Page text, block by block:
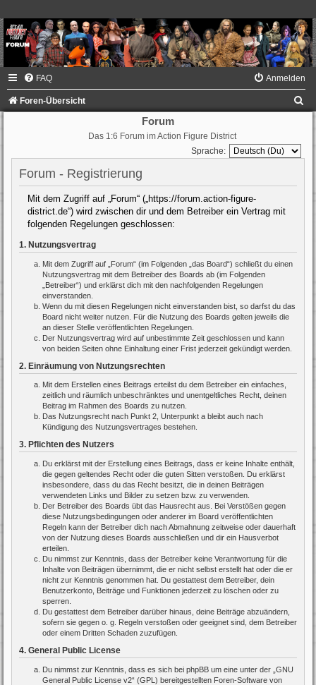
FAQ Anmelden
Foren-Übersicht
Forum
Das 1:6 Forum im Action Figure District
Sprache:
Forum - Registrierung
Mit dem Zugriff auf „Forum“ („https://forum.action-figure-
district.de“) wird zwischen dir und dem Betreiber ein Vertrag mit
folgenden Regelungen geschlossen:
1. Nutzungsvertrag
Mit dem Zugriff auf „Forum“ (im Folgenden „das Board“) schließt du einen
Nutzungsvertrag mit dem Betreiber des Boards ab (im Folgenden
„Betreiber“) und erklärst dich mit den nachfolgenden Regelungen
einverstanden.
Wenn du mit diesen Regelungen nicht einverstanden bist, so darfst du das
Board nicht weiter nutzen. Für die Nutzung des Boards gelten jeweils die
an dieser Stelle veröffentlichten Regelungen.
Der Nutzungsvertrag wird auf unbestimmte Zeit geschlossen und kann
von beiden Seiten ohne Einhaltung einer Frist jederzeit gekündigt werden.
2. Einräumung von Nutzungsrechten
Mit dem Erstellen eines Beitrags erteilst du dem Betreiber ein einfaches,
zeitlich und räumlich unbeschränktes und unentgeltliches Recht, deinen
Beitrag im Rahmen des Boards zu nutzen.
Das Nutzungsrecht nach Punkt 2, Unterpunkt a bleibt auch nach
Kündigung des Nutzungsvertrages bestehen.
3. Pflichten des Nutzers
Du erklärst mit der Erstellung eines Beitrags, dass er keine Inhalte enthält,
die gegen geltendes Recht oder die guten Sitten verstoßen. Du erklärst
insbesondere, dass du das Recht besitzt, die in deinen Beiträgen
verwendeten Links und Bilder zu setzen bzw. zu verwenden.
Der Betreiber des Boards übt das Hausrecht aus. Bei Verstößen gegen
diese Nutzungsbedingungen oder anderer im Board veröffentlichten
Regeln kann der Betreiber dich nach Abmahnung zeitweise oder dauerhaft
von der Nutzung dieses Boards ausschließen und dir ein Hausverbot
erteilen.
Du nimmst zur Kenntnis, dass der Betreiber keine Verantwortung für die
Inhalte von Beiträgen übernimmt, die er nicht selbst erstellt hat oder die er
nicht zur Kenntnis genommen hat. Du gestattest dem Betreiber, dein
Benutzerkonto, Beiträge und Funktionen jederzeit zu löschen oder zu
sperren.
Du gestattest dem Betreiber darüber hinaus, deine Beiträge abzuändern,
sofern sie gegen o. g. Regeln verstoßen oder geeignet sind, dem Betreiber
oder einem Dritten Schaden zuzufügen.
4. General Public License
Du nimmst zur Kenntnis, dass es sich bei phpBB um eine unter der „ GNU
General Public License v2“ (GPL) bereitgestellten Foren-Software von